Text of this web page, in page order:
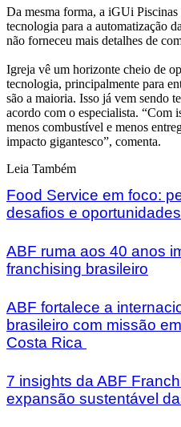
Da mesma forma, a iGUi
tecnologia para a automatização
não forneceu mais detalhes de
Igreja vê um horizonte cheio de
tecnologia, principalmente para
são a maioria. Isso já vem sendo
acordo com o especialista. “Com
menos combustível e menos
impacto gigantesco”, comenta.
Leia Também
Food Service em foco:
desafios e
ABF ruma aos 40 anos
franchising brasileiro
ABF fortalece a
brasileiro com missão
Costa Rica
7 insights da ABF
expansão sustentável